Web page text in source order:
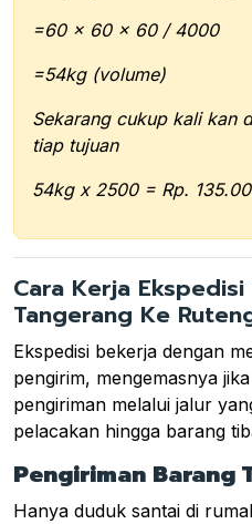
=60 x 60 x 60 / 4000
=54kg (volume)
Sekarang cukup kali kan
tiap tujuan
54kg x 2500 = Rp.
Cara Kerja
Tangerang Ke
Ekspedisi bekerja dengan
pengirim, mengemasnya
pengiriman melalui jalur
pelacakan hingga barang
Pengiriman Barang
Hanya duduk santai di